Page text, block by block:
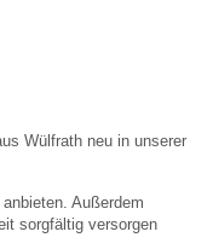
Wülfrath neu in unserer
Außerdem
sorgfältig versorgen